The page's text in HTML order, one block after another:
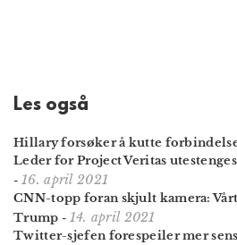
Les også
Hillary forsøker å kutte
Leder for Project Veritas
- 16. april 2021
CNN-topp foran skjult kamera:
Trump - 14. april 2021
Twitter-sjefen forespeiler mer